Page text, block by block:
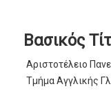
Βασικός
Αριστοτέλειο
Τμήμα Αγγλικής